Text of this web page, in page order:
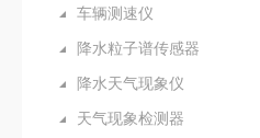
车辆测速仪
降水粒子谱传感器
降水天气现象仪
天气现象检测器